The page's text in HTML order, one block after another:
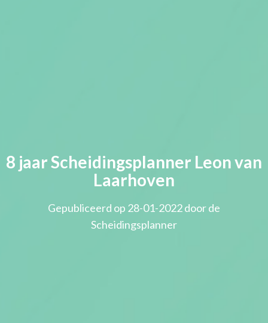
8 jaar Scheidingsplanner Leon van
Laarhoven
Gepubliceerd op 28-01-2022 door de
Scheidingsplanner